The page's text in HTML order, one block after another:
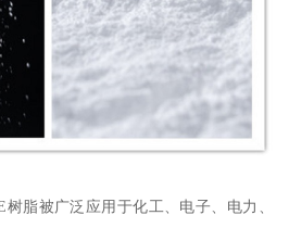
脂被广泛应用于化工、电子、电力、